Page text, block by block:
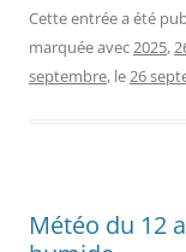
Cette entrée a été
marquée avec2025,
septembre, le26
Météo du 12